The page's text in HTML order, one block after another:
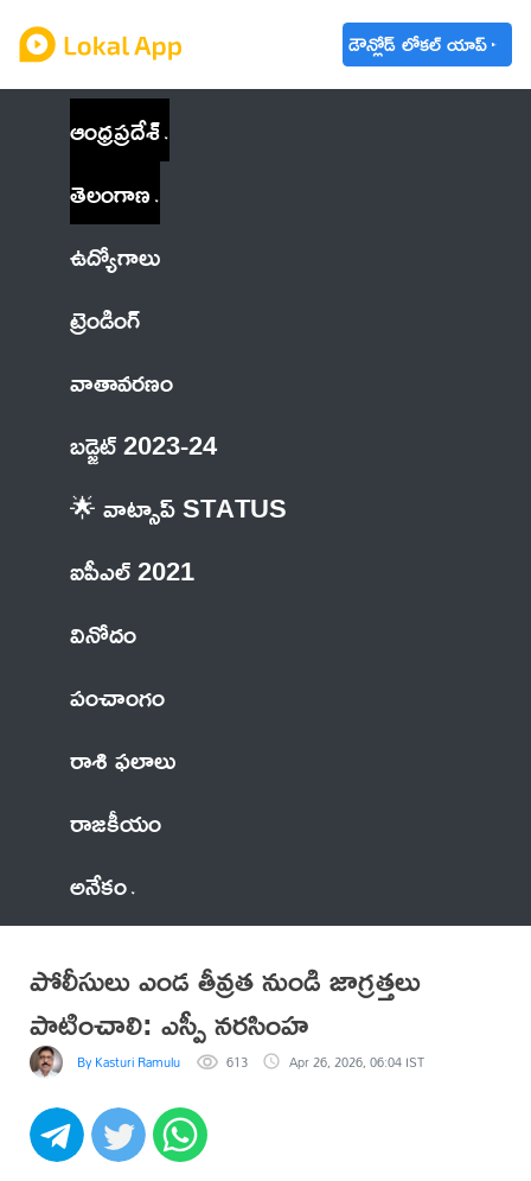
డౌన్లోడ్ లోకల్ యాప్
ఆంధ్రప్రదేశ్
తెలంగాణ
ఉద్యోగాలు
ట్రెండింగ్
వాతావరణం
బడ్జెట్ 2023-24
🌟 వాట్సాప్ STATUS
ఐపీఎల్ 2021
వినోదం
పంచాంగం
రాశి ఫలాలు
రాజకీయం
అనేకం
పోలీసులు ఎండ తీవ్రత నుండి జాగ్రత్తలు
పాటించాలి: ఎస్పీ నరసింహ
By Kasturi Ramulu 613 Apr 26, 2026, 06:04 IST